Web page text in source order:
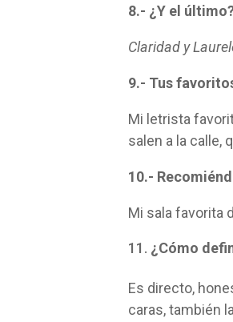
8.- ¿Y el
Claridad y
9.- Tus
Mi letrista
salen a la calle,
10.-
Mi sala favorita
¿Cómo
Es directo,
caras, también